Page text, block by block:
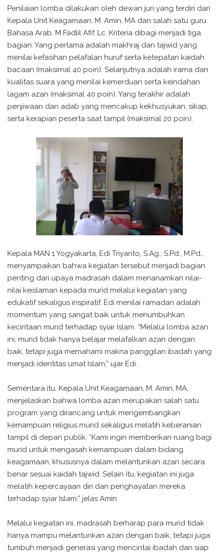
Penilaian lomba dilakukan oleh dewan juri yang terdiri dari
Kepala Unit Keagamaan, M. Amin, MA dan salah satu guru
Bahasa Arab, M Fadlil Afif, Lc. Kriteria dibagi menjadi tiga
bagian. Yang pertama adalah makhraj dan tajwid yang
menilai kefasihan pelafalan huruf serta ketepatan kaidah
bacaan (maksimal 40 poin). Selanjutnya adalah irama dan
kualitas suara yang menilai kemerduan serta keindahan
lagam azan (maksimal 40 poin). Yang terakhir adalah
penjiwaan dan adab yang mencakup kekhusyukan, sikap,
serta kerapian peserta saat tampil (maksimal 20 poin).
Kepala MAN 1 Yogyakarta, Edi Triyanto, S.Ag., S.Pd., M.Pd.,
menyampaikan bahwa kegiatan tersebut menjadi bagian
penting dari upaya madrasah dalam menanamkan nilai-
nilai keislaman kepada murid melalui kegiatan yang
edukatif sekaligus inspiratif. Edi menilai ramadan adalah
momentum yang sangat baik untuk menumbuhkan
kecintaan murid terhadap syiar Islam. “Melalui lomba azan
ini, murid tidak hanya belajar melafalkan azan dengan
baik, tetapi juga memahami makna panggilan ibadah yang
menjadi identitas umat Islam,” ujar Edi.
Sementara itu, Kepala Unit Keagamaan, M. Amin, MA,.
menjelaskan bahwa lomba azan merupakan salah satu
program yang dirancang untuk mengembangkan
kemampuan religius murid sekaligus melatih keberanian
tampil di depan publik. “Kami ingin memberikan ruang bagi
murid untuk mengasah kemampuan dalam bidang
keagamaan, khususnya dalam melantunkan azan secara
benar sesuai kaidah tajwid. Selain itu, kegiatan ini juga
melatih kepercayaan diri dan penghayatan mereka
terhadap syiar Islam,” jelas Amin.
Melalui kegiatan ini, madrasah berharap para murid tidak
hanya mampu melantunkan azan dengan baik, tetapi juga
tumbuh menjadi generasi yang mencintai ibadah dan siap